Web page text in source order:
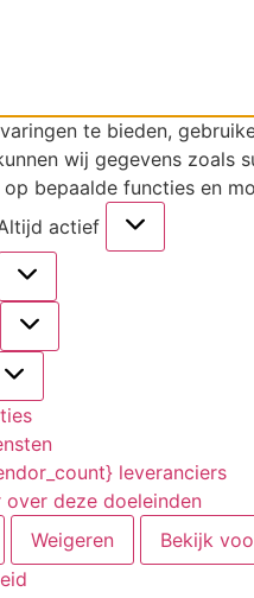
te bieden,
wij gegevens zoals
bepaalde functies en
actief
Voorkeuren
Statistieken
leveranciers
over deze doeleinden
Weigeren Bekijk